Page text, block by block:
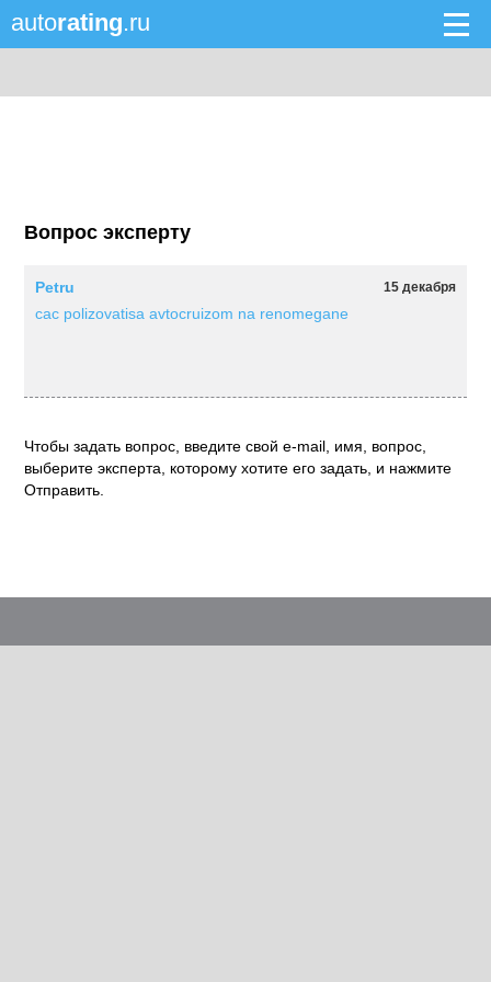
autorating.ru
Вопрос эксперту
15 декабря
Petru
cac polizovatisa avtocruizom na renomegane
Чтобы задать вопрос, введите свой e-mail, имя, вопрос,
выберите эксперта, которому хотите его задать, и нажмите
Отправить.